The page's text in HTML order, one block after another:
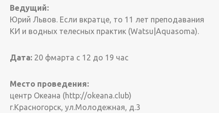
Ведущий:
Юрий Львов. Если вкратце, то 11 лет преподавания
КИ и водных телесных практик (Watsu|Aquasoma).
Дата: 20 фмарта с 12 до 19 час
Место проведения:
центр Океана (http://okeana.club)
г.Красногорск, ул.Молодежная, д.3